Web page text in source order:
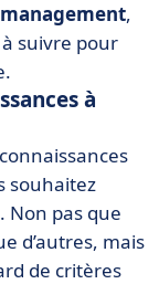
,
suivre pour
à
souhaitez
Non pas que
d’autres, mais
de critères